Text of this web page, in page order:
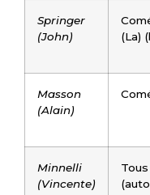
Springer
(John)
(La)
Masson
(Alain)
Minnelli
(Vincente)